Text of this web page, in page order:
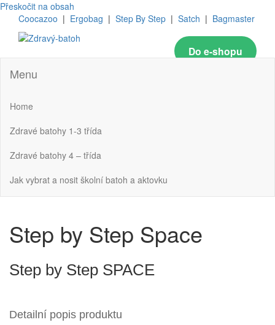
Přeskočit na obsah
Coocazoo | Ergobag | Step By Step | Satch | Bagmaster
Do e-shopu
Menu
Home
Zdravé batohy 1-3 třída
Zdravé batohy 4 – třída
Jak vybrat a nosit školní batoh a aktovku
Step by Step Space
Step by Step SPACE
Detailní popis produktu